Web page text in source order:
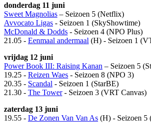
donderdag 11 juni
Sweet Magnolias – Seizoen 5 (Netflix)
Avvocato Ligas - Seizoen 1 (SkyShowtime)
McDonald & Dodds - Seizoen 4 (NPO Plus)
21.05 - Eenmaal andermaal (H) - Seizoen 1
vrijdag 12 juni
Power Book III: Raising Kanan – Seizoen 5
19.25 - Reizen Waes - Seizoen 8 (NPO 3)
20.35 - Scandal - Seizoen 1 (StarBE)
21.30 - The Tower- Seizoen 3 (VRT Canvas)
zaterdag 13 juni
19.55 - De Zonen Van Van As (H) - Seizoen